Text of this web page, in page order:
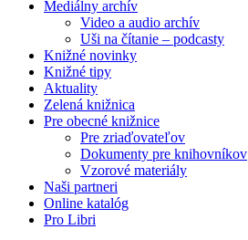
Mediálny archív
Video a audio archív
Uši na čítanie – podcasty
Knižné novinky
Knižné tipy
Aktuality
Zelená knižnica
Pre obecné knižnice
Pre zriaďovateľov
Dokumenty pre knihovníkov
Vzorové materiály
Naši partneri
Online katalóg
Pro Libri